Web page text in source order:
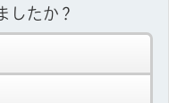
したか？